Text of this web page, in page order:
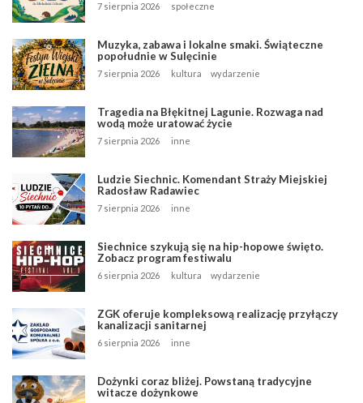
7 sierpnia 2026 społeczne
Muzyka, zabawa i lokalne smaki. Świąteczne
popołudnie w Sulęcinie
7 sierpnia 2026 kultura wydarzenie
Tragedia na Błękitnej Lagunie. Rozwaga nad
wodą może uratować życie
7 sierpnia 2026 inne
Ludzie Siechnic. Komendant Straży Miejskiej
Radosław Radawiec
7 sierpnia 2026 inne
Siechnice szykują się na hip-hopowe święto.
Zobacz program festiwalu
6 sierpnia 2026 kultura wydarzenie
ZGK oferuje kompleksową realizację przyłączy
kanalizacji sanitarnej
6 sierpnia 2026 inne
Dożynki coraz bliżej. Powstaną tradycyjne
witacze dożynkowe